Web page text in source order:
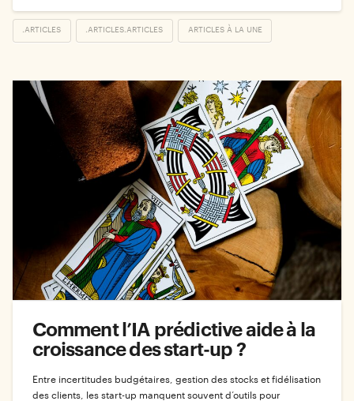
.ARTICLES .ARTICLES.ARTICLES ARTICLES À LA UNE
Comment l’IA prédictive aide à la
croissance des start-up ?
Entre incertitudes budgétaires, gestion des stocks et fidélisation
des clients, les start-up manquent souvent d’outils pour